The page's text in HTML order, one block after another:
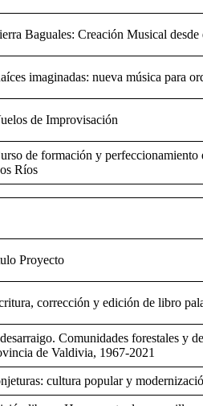
Baguales: Creación Musical
imaginadas: nueva música para
de Improvisación
de formación y
Ríos
Proyecto
corrección y edición de libro
Comunidades forestales y
de Valdivia, 1967-2021
cultura popular y